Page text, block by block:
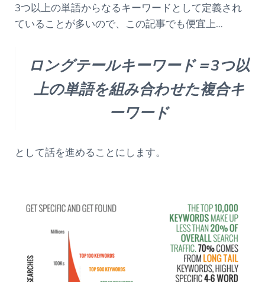
3つ以上の単語からなるキーワードとして定義され
ていることが多いので、この記事でも便宜上…
ロングテールキーワード＝3つ以
上の単語を組み合わせた複合キ
ーワード
として話を進めることにします。